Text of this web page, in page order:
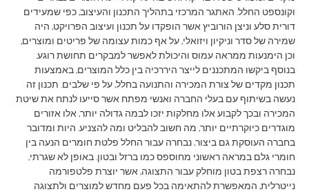
וקונספט החלל. האתגר המרכזי בתהליך התכנון והעיצוב, כפי שמעידים
דורית סלע וניצן הורוביץ אשר הופקדו על תכנון ועיצוב הפרויקט, היה
שמירה של סדר וניקיון ויזואלי, על אף כמות עצומה של פריטים ומוצרים,
וכן הימנעות ממראה עמוס והיכולת לאפשר למבקרים תחושת רוגע.
בנוסף ביקשו המתכננים לייצר היררכיה בין כלל המוצרים, באמצעות
תכנון מקדים של צורת המכירה והתנועה בחלל, על פי שלבים. תכנון זה
נעשה בשיתוף עם בעלי החברה ואנשי מפתח אשר סייעו לנתח את שיטת
המכירה ובכך לקבוע אלו מחלקות יזכו לבמה גדולה יותר, אלו אזורים
מוגדרים כיוקרתיים יותר, מה חשוב להבליט ומה להצניע. היות ומדובר
בחברה העוסקת גם ביצור, נבחרה עבור החלל פלטת חומרים הנעה בין
חומרי גלם במראה ראשוני מחוספס כמו ברזל ובטון. באופן לא שגרתי,
נבחרה רצפת בטון מוחלק עבור התצוגה, אשר יוצרת פלטפורמה
נייטרלית, המאפשרת להתאימה בכל פעם מחדש למוצרים ולתצוגה